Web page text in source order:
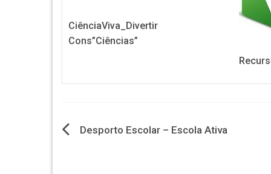
CiênciaViva_Divertir
Cons”Ciências”
Navegação
Desporto Escolar – Escola Ativa